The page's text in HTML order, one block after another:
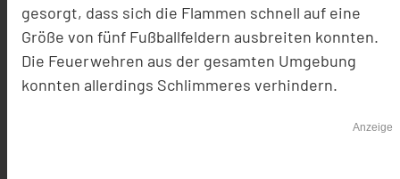
gesorgt, dass sich die Flammen schnell auf eine
Größe von fünf Fußballfeldern ausbreiten konnten.
Die Feuerwehren aus der gesamten Umgebung
konnten allerdings Schlimmeres verhindern.
Anzeige